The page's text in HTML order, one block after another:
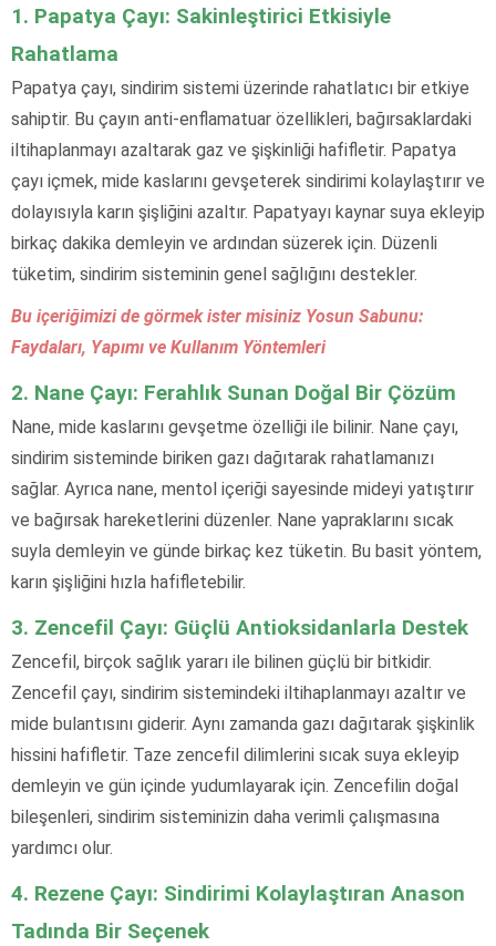
1. Papatya Çayı: Sakinleştirici Etkisiyle
Rahatlama
Papatya çayı, sindirim sistemi üzerinde rahatlatıcı bir etkiye
sahiptir. Bu çayın anti-enflamatuar özellikleri, bağırsaklardaki
iltihaplanmayı azaltarak gaz ve şişkinliği hafifletir. Papatya
çayı içmek, mide kaslarını gevşeterek sindirimi kolaylaştırır ve
dolayısıyla karın şişliğini azaltır. Papatyayı kaynar suya ekleyip
birkaç dakika demleyin ve ardından süzerek için. Düzenli
tüketim, sindirim sisteminin genel sağlığını destekler.
Bu içeriğimizi de görmek ister misiniz Yosun Sabunu:
Faydaları, Yapımı ve Kullanım Yöntemleri
2. Nane Çayı: Ferahlık Sunan Doğal Bir Çözüm
Nane, mide kaslarını gevşetme özelliği ile bilinir. Nane çayı,
sindirim sisteminde biriken gazı dağıtarak rahatlamanızı
sağlar. Ayrıca nane, mentol içeriği sayesinde mideyi yatıştırır
ve bağırsak hareketlerini düzenler. Nane yapraklarını sıcak
suyla demleyin ve günde birkaç kez tüketin. Bu basit yöntem,
karın şişliğini hızla hafifletebilir.
3. Zencefil Çayı: Güçlü Antioksidanlarla Destek
Zencefil, birçok sağlık yararı ile bilinen güçlü bir bitkidir.
Zencefil çayı, sindirim sistemindeki iltihaplanmayı azaltır ve
mide bulantısını giderir. Aynı zamanda gazı dağıtarak şişkinlik
hissini hafifletir. Taze zencefil dilimlerini sıcak suya ekleyip
demleyin ve gün içinde yudumlayarak için. Zencefilin doğal
bileşenleri, sindirim sisteminizin daha verimli çalışmasına
yardımcı olur.
4. Rezene Çayı: Sindirimi Kolaylaştıran Anason
Tadında Bir Seçenek